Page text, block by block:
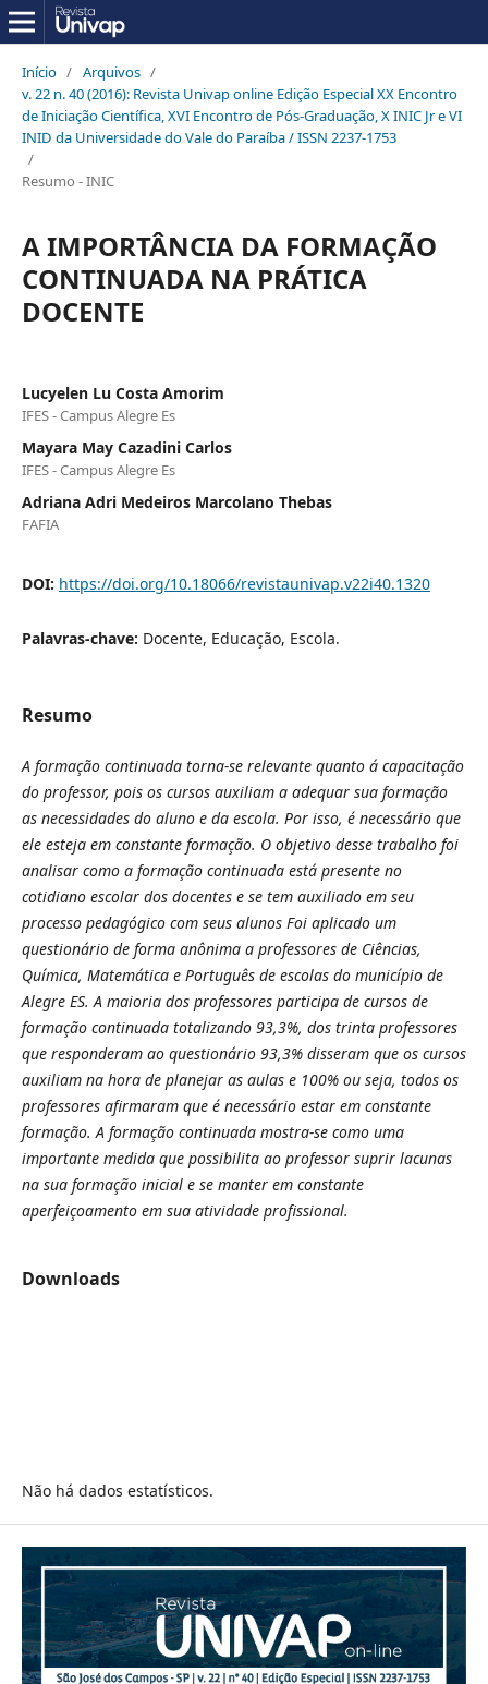
Início / Arquivos /
v. 22 n. 40 (2016): Revista Univap online Edição Especial XX Encontro
de Iniciação Científica, XVI Encontro de Pós-Graduação, X INIC Jr e VI
INID da Universidade do Vale do Paraíba / ISSN 2237-1753
/
Resumo - INIC
A IMPORTÂNCIA DA FORMAÇÃO
CONTINUADA NA PRÁTICA
DOCENTE
Lucyelen Lu Costa Amorim
IFES - Campus Alegre Es
Mayara May Cazadini Carlos
IFES - Campus Alegre Es
Adriana Adri Medeiros Marcolano Thebas
FAFIA
DOI: https://doi.org/10.18066/revistaunivap.v22i40.1320
Palavras-chave: Docente, Educação, Escola.
Resumo
A formação continuada torna-se relevante quanto á capacitação
do professor, pois os cursos auxiliam a adequar sua formação
as necessidades do aluno e da escola. Por isso, é necessário que
ele esteja em constante formação. O objetivo desse trabalho foi
analisar como a formação continuada está presente no
cotidiano escolar dos docentes e se tem auxiliado em seu
processo pedagógico com seus alunos Foi aplicado um
questionário de forma anônima a professores de Ciências,
Química, Matemática e Português de escolas do município de
Alegre ES. A maioria dos professores participa de cursos de
formação continuada totalizando 93,3%, dos trinta professores
que responderam ao questionário 93,3% disseram que os cursos
auxiliam na hora de planejar as aulas e 100% ou seja, todos os
professores afirmaram que é necessário estar em constante
formação. A formação continuada mostra-se como uma
importante medida que possibilita ao professor suprir lacunas
na sua formação inicial e se manter em constante
aperfeiçoamento em sua atividade profissional.
Downloads
Não há dados estatísticos.